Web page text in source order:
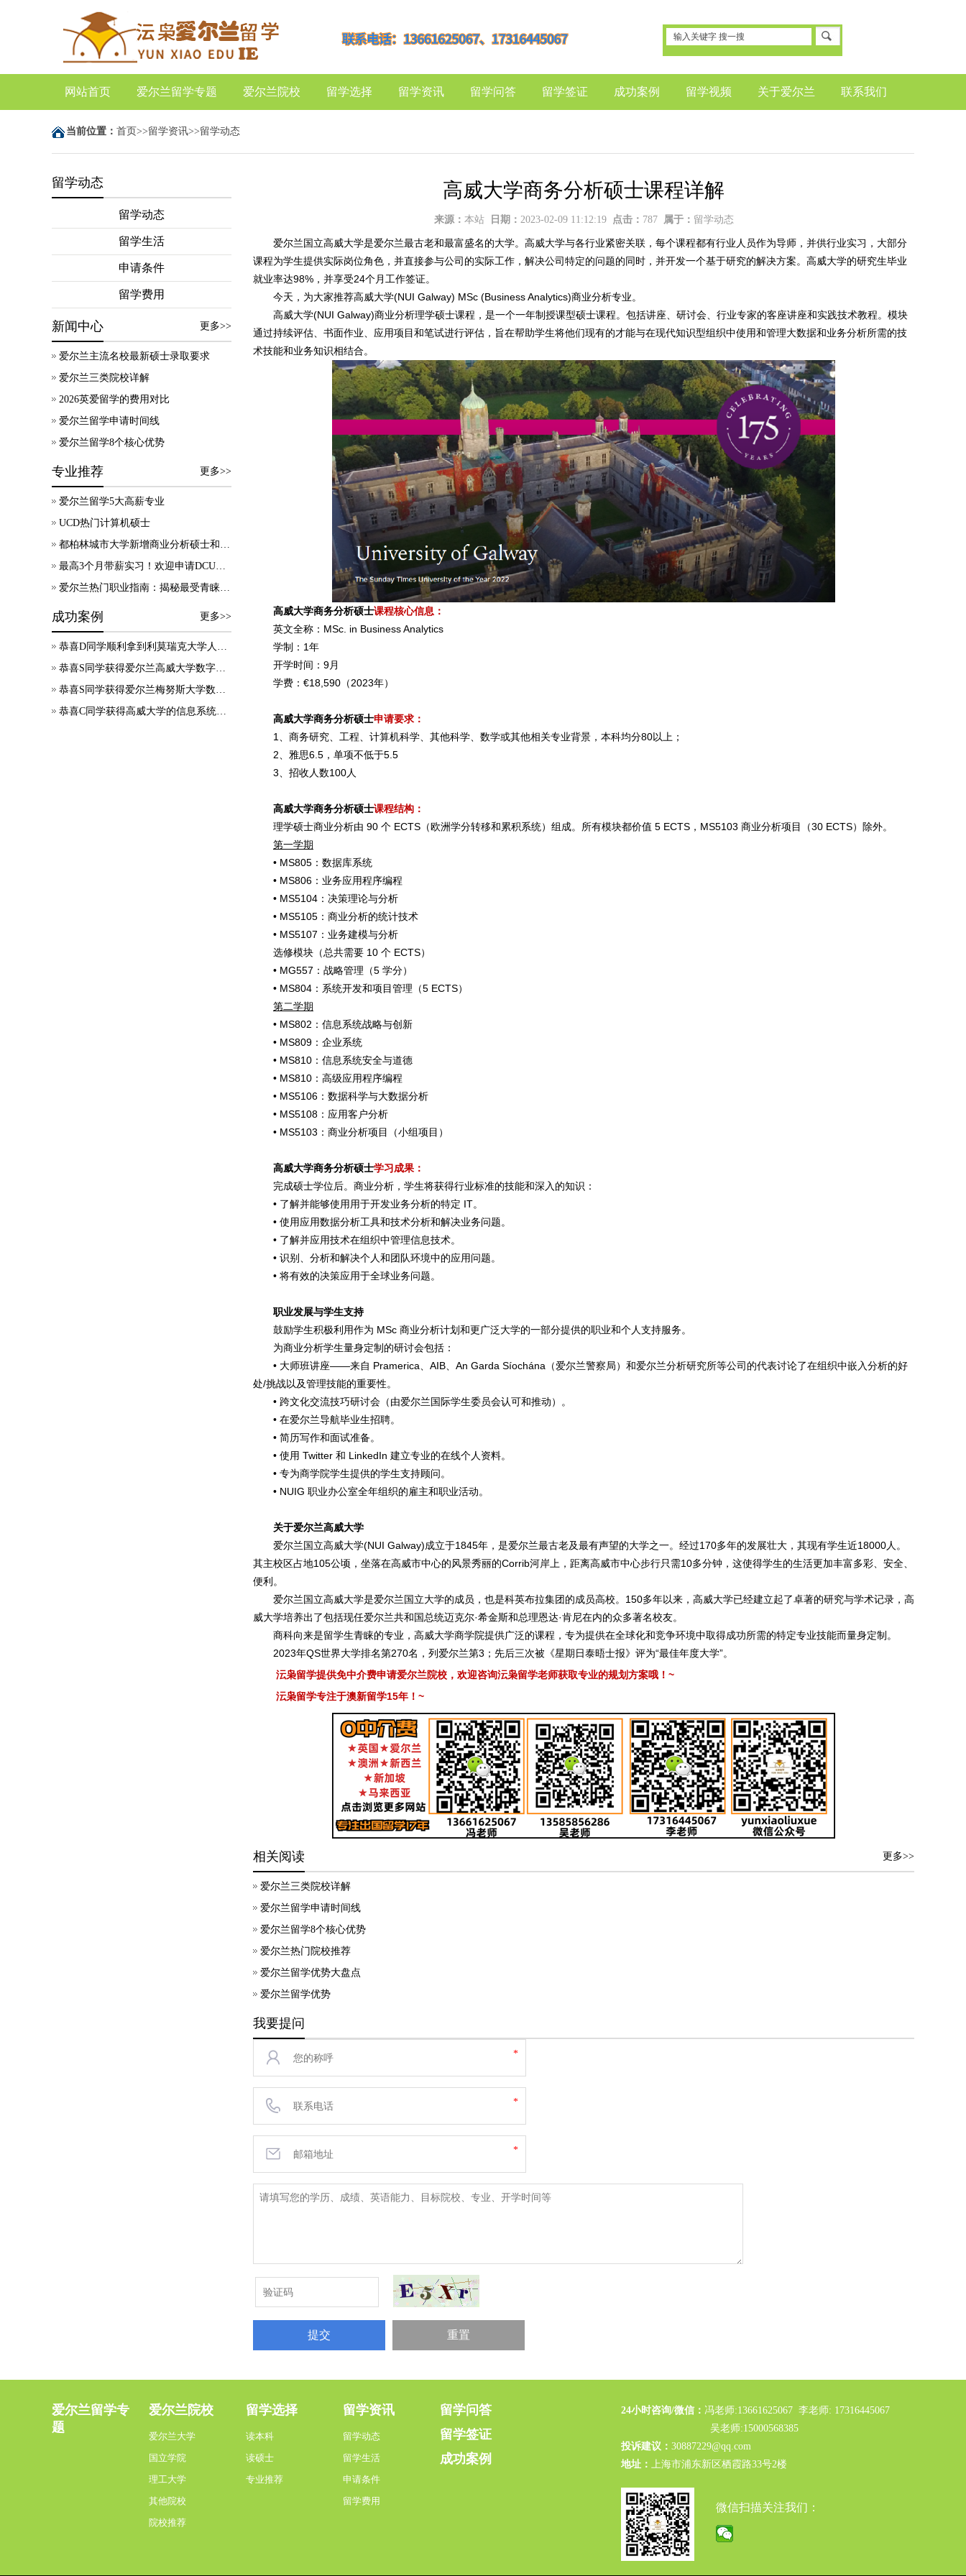
网站首页 爱尔兰留学专题 爱尔兰院校 留学选择 留学资讯 留学问答 留学签证 成功案例 留学视频 关于爱尔兰 联系我们
当前位置： 首页>>留学资讯>>留学动态
留学动态
留学动态
留学生活
申请条件
留学费用
新闻中心 更多>>
爱尔兰主流名校最新硕士录取要求
爱尔兰三类院校详解
2026英爱留学的费用对比
爱尔兰留学申请时间线
爱尔兰留学8个核心优势
专业推荐 更多>>
爱尔兰留学5大高薪专业
UCD热门计算机硕士
都柏林城市大学新增商业分析硕士和物理治疗硕士，助力解锁未来职业新机遇！
最高3个月带薪实习！欢迎申请DCU传媒硕士专业！
爱尔兰热门职业指南：揭秘最受青睐的行业
成功案例 更多>>
恭喜D同学顺利拿到利莫瑞克大学人工智能和机器学习硕士录取通知书~
恭喜S同学获得爱尔兰高威大学数字营销硕士offer
恭喜S同学获得爱尔兰梅努斯大学数字营销硕士offer
恭喜C同学获得高威大学的信息系统管理硕士offer
高威大学商务分析硕士课程详解
来源： 本站 日期： 2023-02-09 11:12:19 点击： 787 属于： 留学动态
爱尔兰国立高威大学是爱尔兰最古老和最富盛名的大学。高威大学与各行业紧密关联，每个课程都有行业人员作为导师，并供行业实习，大部分
课程为学生提供实际岗位角色，并直接参与公司的实际工作，解决公司特定的问题的同时，并开发一个基于研究的解决方案。高威大学的研究生毕业
就业率达98%，并享受24个月工作签证。
今天，为大家推荐高威大学(NUI Galway) MSc (Business Analytics)商业分析专业。
高威大学(NUI Galway)商业分析理学硕士课程，是一个一年制授课型硕士课程。包括讲座、研讨会、行业专家的客座讲座和实践技术教程。模块
通过持续评估、书面作业、应用项目和笔试进行评估，旨在帮助学生将他们现有的才能与在现代知识型组织中使用和管理大数据和业务分析所需的技
术技能和业务知识相结合。
高威大学商务分析硕士课程核心信息：
英文全称：MSc. in Business Analytics
学制：1年
开学时间：9月
学费：€18,590（2023年）
高威大学商务分析硕士申请要求：
1、商务研究、工程、计算机科学、其他科学、数学或其他相关专业背景，本科均分80以上；
2、雅思6.5，单项不低于5.5
3、招收人数100人
高威大学商务分析硕士课程结构：
理学硕士商业分析由 90 个 ECTS（欧洲学分转移和累积系统）组成。所有模块都价值 5 ECTS，MS5103 商业分析项目（30 ECTS）除外。
第一学期
• MS805：数据库系统
• MS806：业务应用程序编程
• MS5104：决策理论与分析
• MS5105：商业分析的统计技术
• MS5107：业务建模与分析
选修模块（总共需要 10 个 ECTS）
• MG557：战略管理（5 学分）
• MS804：系统开发和项目管理（5 ECTS）
第二学期
• MS802：信息系统战略与创新
• MS809：企业系统
• MS810：信息系统安全与道德
• MS810：高级应用程序编程
• MS5106：数据科学与大数据分析
• MS5108：应用客户分析
• MS5103：商业分析项目（小组项目）
高威大学商务分析硕士学习成果：
完成硕士学位后。商业分析，学生将获得行业标准的技能和深入的知识：
• 了解并能够使用用于开发业务分析的特定 IT。
• 使用应用数据分析工具和技术分析和解决业务问题。
• 了解并应用技术在组织中管理信息技术。
• 识别、分析和解决个人和团队环境中的应用问题。
• 将有效的决策应用于全球业务问题。
职业发展与学生支持
鼓励学生积极利用作为 MSc 商业分析计划和更广泛大学的一部分提供的职业和个人支持服务。
为商业分析学生量身定制的研讨会包括：
• 大师班讲座——来自 Pramerica、AIB、An Garda Síochána（爱尔兰警察局）和爱尔兰分析研究所等公司的代表讨论了在组织中嵌入分析的好
处/挑战以及管理技能的重要性。
• 跨文化交流技巧研讨会（由爱尔兰国际学生委员会认可和推动）。
• 在爱尔兰导航毕业生招聘。
• 简历写作和面试准备。
• 使用 Twitter 和 LinkedIn 建立专业的在线个人资料。
• 专为商学院学生提供的学生支持顾问。
• NUIG 职业办公室全年组织的雇主和职业活动。
关于爱尔兰高威大学
爱尔兰国立高威大学(NUI Galway)成立于1845年，是爱尔兰最古老及最有声望的大学之一。经过170多年的发展壮大，其现有学生近18000人。
其主校区占地105公顷，坐落在高威市中心的风景秀丽的Corrib河岸上，距离高威市中心步行只需10多分钟，这使得学生的生活更加丰富多彩、安全、
便利。
爱尔兰国立高威大学是爱尔兰国立大学的成员，也是科英布拉集团的成员高校。150多年以来，高威大学已经建立起了卓著的研究与学术记录，高
威大学培养出了包括现任爱尔兰共和国总统迈克尔·希金斯和总理恩达·肯尼在内的众多著名校友。
商科向来是留学生青睐的专业，高威大学商学院提供广泛的课程，专为提供在全球化和竞争环境中取得成功所需的特定专业技能而量身定制。
2023年QS世界大学排名第270名，列爱尔兰第3；先后三次被《星期日泰晤士报》评为“最佳年度大学”。
沄枭留学提供免中介费申请爱尔兰院校，欢迎咨询沄枭留学老师获取专业的规划方案哦！ ~
沄枭留学专注于澳新留学15年！ ~
相关阅读 更多>>
爱尔兰三类院校详解
爱尔兰留学申请时间线
爱尔兰留学8个核心优势
爱尔兰热门院校推荐
爱尔兰留学优势大盘点
爱尔兰留学优势
我要提问
*
*
*
爱尔兰留学专
题
爱尔兰院校
爱尔兰大学
国立学院
理工大学
其他院校
院校推荐
留学选择
读本科
读硕士
专业推荐
留学资讯
留学动态
留学生活
申请条件
留学费用
留学问答
留学签证
成功案例
24小时咨询/微信： 冯老师:13661625067 李老师: 17316445067
吴老师:15000568385
投诉建议： 30887229@qq.com
地址： 上海市浦东新区栖霞路33号2楼
微信扫描关注我们：